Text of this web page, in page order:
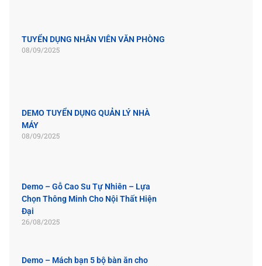
TUYỂN DỤNG NHÂN VIÊN VĂN PHÒNG
08/09/2025
DEMO TUYỂN DỤNG QUẢN LÝ NHÀ
MÁY
08/09/2025
Demo – Gỗ Cao Su Tự Nhiên – Lựa
Chọn Thông Minh Cho Nội Thất Hiện
Đại
26/08/2025
Demo – Mách bạn 5 bộ bàn ăn cho